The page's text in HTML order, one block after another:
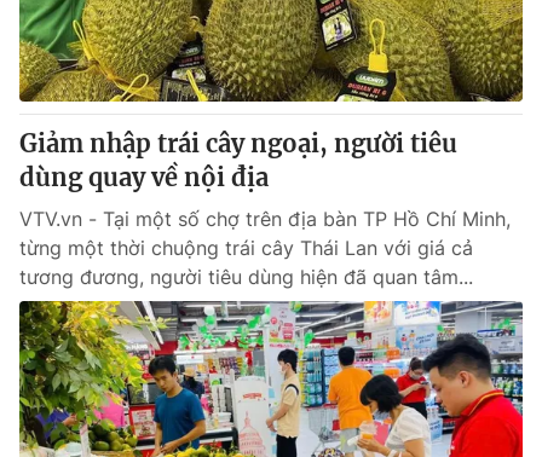
Giảm nhập trái cây ngoại, người tiêu
dùng quay về nội địa
VTV.vn - Tại một số chợ trên địa bàn TP Hồ Chí Minh,
từng một thời chuộng trái cây Thái Lan với giá cả
tương đương, người tiêu dùng hiện đã quan tâm...